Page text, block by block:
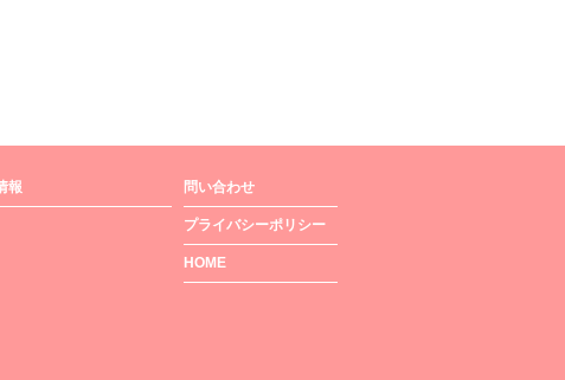
報 問い合わせ
プライバシーポリシー
HOME